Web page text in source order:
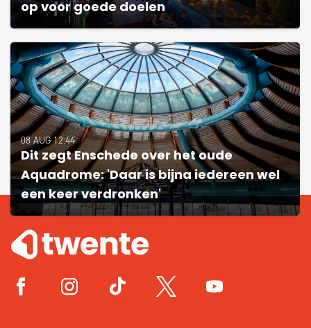
op voor goede doelen
08 AUG 12:44
Dit zegt Enschede over het oude
Aquadrome: 'Daar is bijna iedereen wel
een keer verdronken'